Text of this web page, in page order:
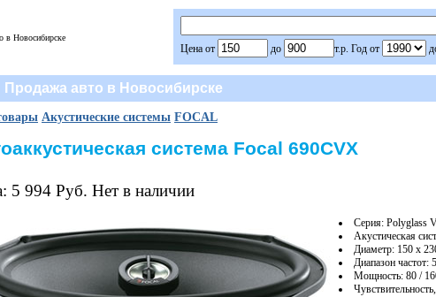
в Новосибирске
Цена от до т.р. Год от
Продажа авто в Новосибирске
Акустические системы FOCAL
система Focal 690CVX
5 994 Руб. Нет в наличии
Серия: Polyglass
Акустическая
Диаметр: 150 х
Диапазон частот:
Мощность: 80 /